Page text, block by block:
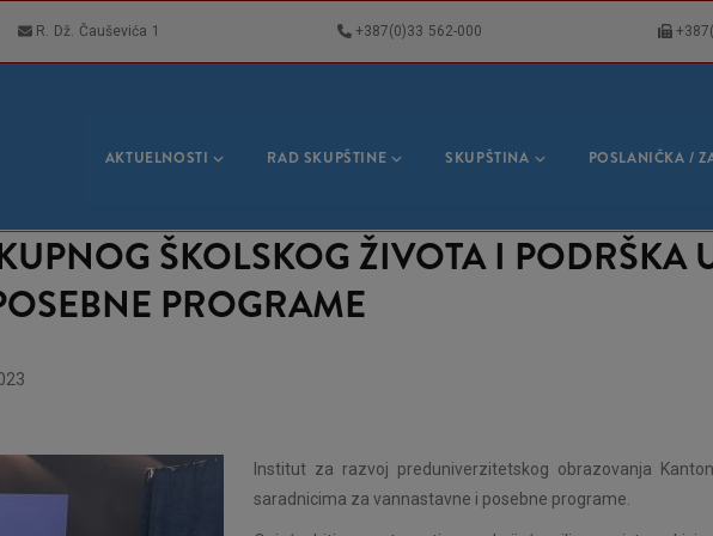
R. Dž. Čauševića 1 +387(0)33 562-000
NAVIGACIJA
AKTUELNOSTI RAD SKUPŠTINE SKUPŠTINA POSLANIČKA /
ŠKOLSKOG ŽIVOTA I PODRŠKA
PROGRAME
Institut za razvoj preduniverzitetskog obrazovanja
saradnicima za vannastavne i posebne programe.